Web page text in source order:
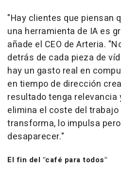
"Hay clientes que piensan
una herramienta de IA es
añade el CEO de Arteria.
detrás de cada pieza de
hay un gasto real en
en tiempo de dirección
resultado tenga relevancia
elimina el coste del
transforma, lo impulsa
desaparecer."
El fin del "café para todos"